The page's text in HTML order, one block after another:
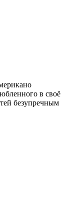
в своё
безупречным